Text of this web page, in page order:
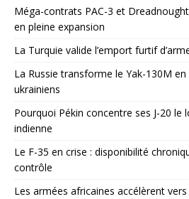
Méga-contrats PAC-3 et Dreadnought
en pleine expansion
La Turquie valide l’emport furtif
La Russie transforme le Yak-130M
ukrainiens
Pourquoi Pékin concentre ses J-20 le
indienne
Le F-35 en crise : disponibilité
contrôle
Les armées africaines accélèrent